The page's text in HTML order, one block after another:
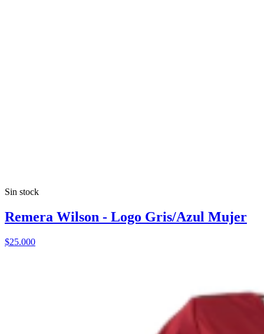
Sin stock
Remera Wilson - Logo Gris/Azul Mujer
$25.000